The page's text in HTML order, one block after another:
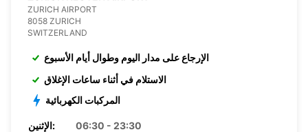
ZURICH AIRPORT
8058 ZURICH
SWITZERLAND
الإرجاع على مدار اليوم وطوال أيام الأسبوع
الاستلام في أثناء ساعات الإغلاق
المركبات الكهربائية
الإثنين:
06:30 - 23:30